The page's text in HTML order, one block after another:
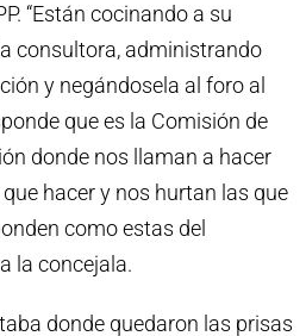
“Están cocinando a su
consultora, administrando
y negándosela al foro al
que es la Comisión de
donde nos llaman a hacer
hacer y nos hurtan las que
como estas del
la concejala.
donde quedaron las prisas